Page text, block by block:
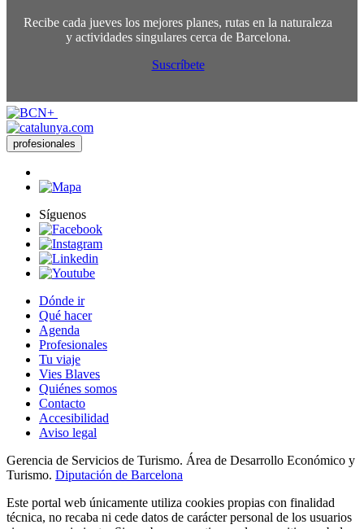
Recibe cada jueves los mejores planes, rutas en la naturaleza
y actividades singulares cerca de Barcelona.
Suscríbete
profesionales
Síguenos
Dónde ir
Qué hacer
Agenda
Profesionales
Tu viaje
Vies Blaves
Quiénes somos
Contacto
Accesibilidad
Aviso legal
Gerencia de Servicios de Turismo. Área de Desarrollo Económico y
Turismo. Diputación de Barcelona
Este portal web únicamente utiliza cookies propias con finalidad
técnica, no recaba ni cede datos de carácter personal de los usuarios